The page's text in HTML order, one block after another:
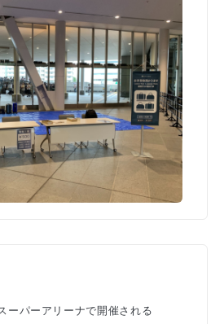
ーパーアリーナで開催される